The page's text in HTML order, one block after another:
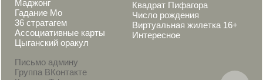
Маджонг
Гадание Мо
36 стратагем
Ассоциативные карты
Цыганский оракул
Письмо админу
Группа ВКонтакте
Квадрат Пифагора
Число рождения
Виртуальная жилетка 16+
Интересное